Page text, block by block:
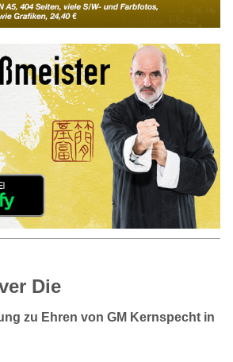
Die
zu Ehren von GM Kernspecht in